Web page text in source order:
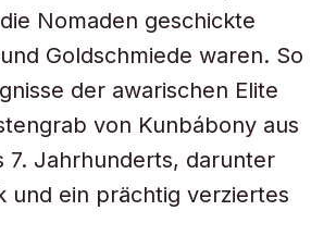
Nomaden geschickte
Goldschmiede waren. So
der awarischen Elite
von Kunbábony aus
7. Jahrhunderts, darunter
und ein prächtig verziertes